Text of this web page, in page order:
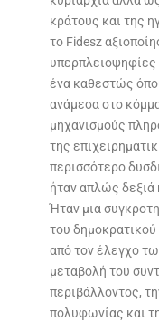
κράτους και της
το Fidesz
υπερπλειοψηφίες
ένα καθεστώς
ανάμεσα στο
μηχανισμούς
της
περισσότερο
ήταν απλώς δεξιά
Ήταν μια
του
από τον έλεγχο
μεταβολή του
περιβάλλοντος,
πολυφωνίας και